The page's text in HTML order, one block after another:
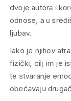
dvoje autora i
odnose, a u
ljubav.
Iako je njihov
fizički, cilj im je
te stvaranje
obećavaju